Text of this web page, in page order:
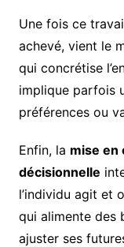
Une fois ce
achevé, vient le
qui concrétise
implique parfois
préférences ou
Enfin, la mise
décisionnelle
l’individu agit et
qui alimente des
ajuster ses